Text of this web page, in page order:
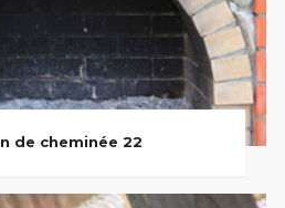
de cheminée 22